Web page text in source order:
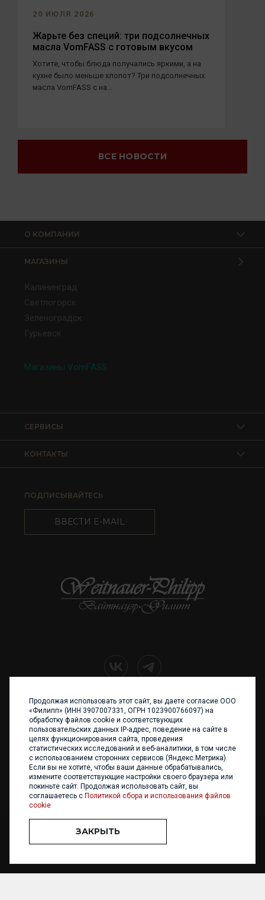
20 ИЮЛЯ 2026
Жарьте без специй: три подсолнечных
масла VomFASS с готовым вкусом
Хотите, чтобы блюда получались яркими, а на
кухне было меньше хлопот? Три подсолнечных
масла VomFASS с на...
ВСЕ НОВОСТИ
О КОМПАНИИ
МАГАЗИНЫ
Калининград
Светлогорск
Зеленоградск
Гурьевск
Магазины VomFASS
КОНТАКТЫ
СЕРВИСЫ
ПОДПИСЫВАЙТЕСЬ
ВВЕСТИ E-MAIL
+7 (4012) 960 898
236017 Калининград,
ул. Каштановая аллея, 47
Телефон: +7 4012 960 898,
+7 4012 960 856
Написать нам
ООО «ФИЛИПП» © 2013 - 2026. Все права защищены
Разработка и
Продолжая использовать этот сайт, вы даете согласие ООО
«Филипп» (ИНН 3907007331, ОГРН 1023900766097) на
обработку файлов cookie и соответствующих
пользовательских данных IP-адрес, поведение на сайте в
целях функционирования сайта, проведения
статистических исследований и веб-аналитики, в том числе
с использованием сторонних сервисов (Яндекс.Метрика).
Если вы не хотите, чтобы ваши данные обрабатывались,
измените соответствующие настройки своего браузера или
покиньте сайт. Продолжая использовать сайт, вы
соглашаетесь с Политикой сбора и использования файлов
cookie
ЗАКРЫТЬ